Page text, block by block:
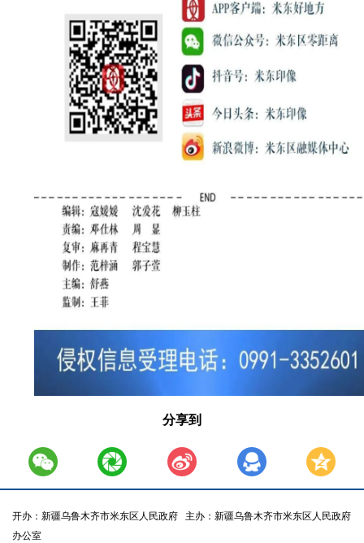
分享到
开办：新疆乌鲁木齐市米东区人民政府 主办：新疆乌鲁木齐市米东区人民政府
办公室